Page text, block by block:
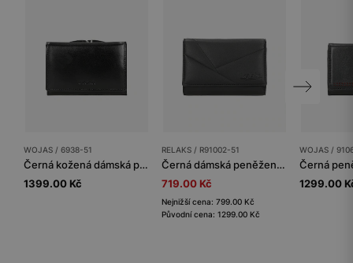
WOJAS / 6938-51
Černá kožená dámská peněženka s RFID
1399.00 Kč
RELAKS / R91002-51
Černá dámská peněženka s geometrickým prošíváním RELAKS
719.00 Kč
Nejnižší cena: 799.00 Kč
Původní cena: 1299.00 Kč
WOJAS /
1299.00